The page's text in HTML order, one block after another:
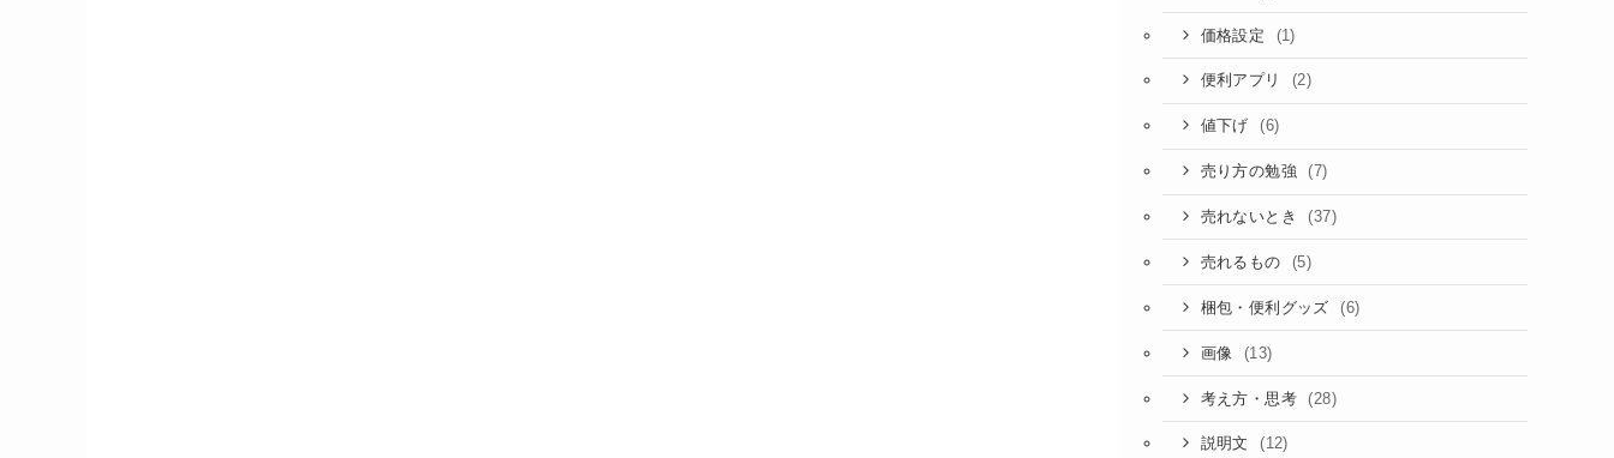
価格設定 (1)
便利アプリ (2)
値下げ (6)
売り方の勉強 (7)
売れないとき (37)
売れるもの (5)
梱包・便利グッズ (6)
画像 (13)
考え方・思考 (28)
説明文 (12)